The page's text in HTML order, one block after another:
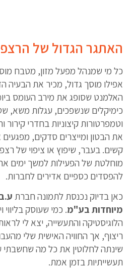
האתגר הגדול של
כל מי שמנהל מפעל מזון, מטבח
אפילו מוסך גדול, מכיר את הבעיה
האלמנט שסופג את מירב העומס
כימיקלים שנשפכים, עגלות משא,
וטמפרטורות קיצוניות בחדרי
את הבטון ומייצרים סדקים, מפגעים
קשים. בעבר, שיפוץ או ציפוי של
מוחלטת של הפעילות למשך ימים
להפסדים כספיים אדירים לחברות.
כאן בדיוק נכנסת לתמונה חברת
מיוחדות בע"מ. כמי שעוסק בליווי
הלוגיסטיקה והתעשייה, יצא לי
ריצוף, אך החוויה האישית שלי
שינתה לחלוטין את כל מה שחשבתי
תעשייתיות בזמן אמת.